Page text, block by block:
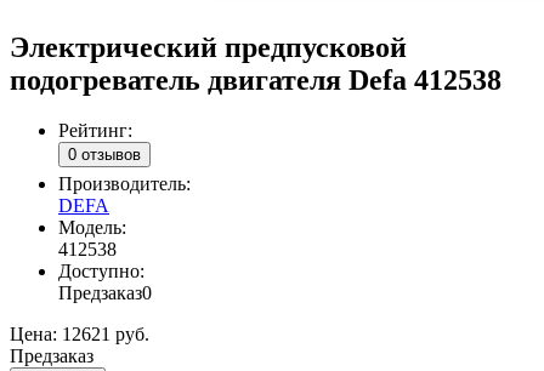
Электрический предпусковой
подогреватель двигателя Defa 412538
Рейтинг:
0 отзывов
Производитель:
DEFA
Модель:
412538
Доступно:
Предзаказ0
Цена: 12621 руб.
Предзаказ